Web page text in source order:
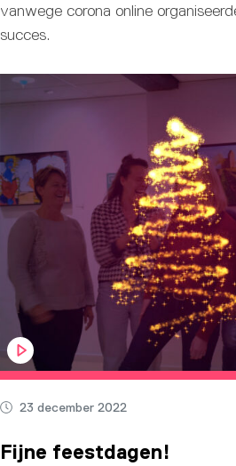
vanwege corona online
succes.
23 december 2022
Fijne feestdagen!